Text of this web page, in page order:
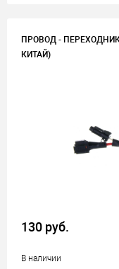
ПРОВОД -
КИТАЙ)
130 руб.
В наличии